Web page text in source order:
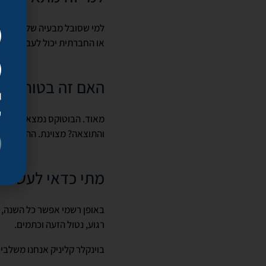
למי שסובל מבעיה של הזעת
או החברתית יכול לעבור את
האם זה בטוח?
מאוד. הבוטוקס נמצא
והתוצאה? מצוינת. ההזעה
מתי כדאי לעשות
באופן רשמי אפשר כל
רגוע, נטול הזעה וכתמים.
בוינקלר קליניק אנחנו משלבים ניסיון רפואי של למעלה